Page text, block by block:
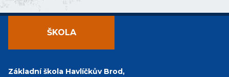
ŠKOLA
Základní škola Havlíčkův Brod,